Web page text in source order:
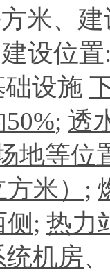
米、
设位
设施
; 透
地等位
米） ;
; 热力
机房